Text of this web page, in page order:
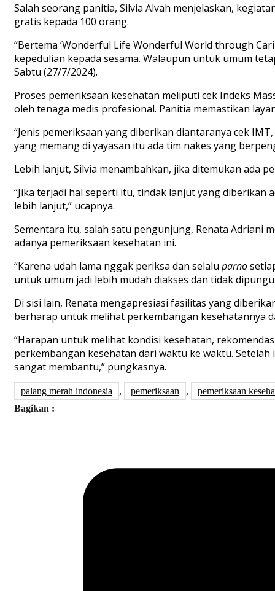
Salah seorang panitia, Silvia Alvah menjelaskan,
gratis kepada 100 orang.
“Bertema ‘Wonderful Life Wonderful World through
kepedulian kepada sesama. Walaupun untuk umum
Sabtu (27/7/2024).
Proses pemeriksaan kesehatan meliputi cek Indeks
oleh tenaga medis profesional. Panitia memastikan
“Jenis pemeriksaan yang diberikan diantaranya cek
yang memang di yayasan itu ada tim nakes yang
Lebih lanjut, Silvia menambahkan, jika ditemukan ada
“Jika terjadi hal seperti itu, tindak lanjut yang
lebih lanjut,” ucapnya.
Sementara itu, salah satu pengunjung, Renata
adanya pemeriksaan kesehatan ini.
“Karena udah lama nggak periksa dan selalu parno
untuk umum jadi lebih mudah diakses dan tidak
Di sisi lain, Renata mengapresiasi fasilitas yang
berharap untuk melihat perkembangan kesehatannya
“Harapan untuk melihat kondisi kesehatan,
perkembangan kesehatan dari waktu ke waktu.
sangat membantu,” pungkasnya.
palang merah indonesia , pemeriksaan ,
pemeriksaan
Bagikan :